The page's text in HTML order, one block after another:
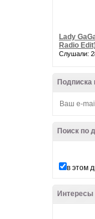
Lady
Radio
Слушали:
Подписка
Поиск по
в этом
Интересы